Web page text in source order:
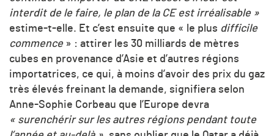
interdit de le faire, le plan de la CE est irréalisable »
estime-t-elle. Et c’est ensuite que « le plus difficile
commence » : attirer les 30 milliards de mètres
cubes en provenance d’Asie et d’autres régions
importatrices, ce qui, à moins d’avoir des prix du gaz
très élevés freinant la demande, signifiera selon
Anne-Sophie Corbeau que l’Europe devra
« surenchérir sur les autres régions pendant toute